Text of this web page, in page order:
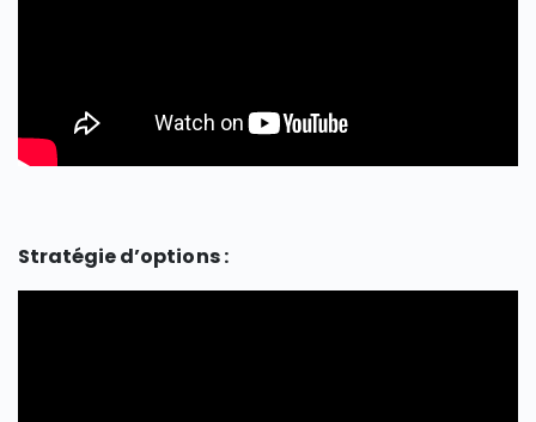
Stratégie d’options :